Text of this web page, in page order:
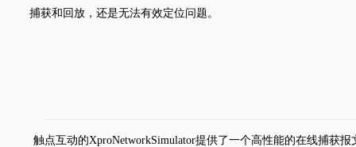
触点互动的XproNetworkSimulator提供了一个高性能的在线捕获
捕获和回放，还是无法有效定位问题。